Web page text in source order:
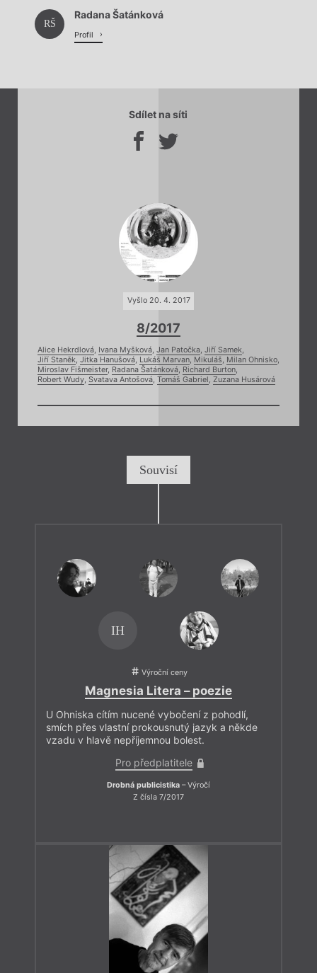
RŠ
Radana Šatánková
Profil
Sdílet na síti
Vyšlo 20. 4. 2017
8/2017
Alice Hekrdlová, Ivana Myšková, Jan Patočka, Jiří Samek,
Jiří Staněk, Jitka Hanušová, Lukáš Marvan, Mikuláš, Milan Ohnisko,
Miroslav Fišmeister, Radana Šatánková, Richard Burton,
Robert Wudy, Svatava Antošová, Tomáš Gabriel, Zuzana Husárová
Souvisí
IH
Výroční ceny
Magnesia Litera – poezie
U Ohniska cítím nucené vybočení z pohodlí,
smích přes vlastní prokousnutý jazyk a někde
vzadu v hlavě nepříjemnou bolest.
Pro předplatitele
Drobná publicistika – Výročí
Z čísla 7/2017